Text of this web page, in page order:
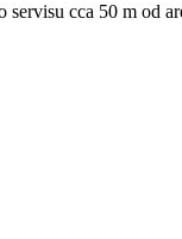
servisu cca 50 m od